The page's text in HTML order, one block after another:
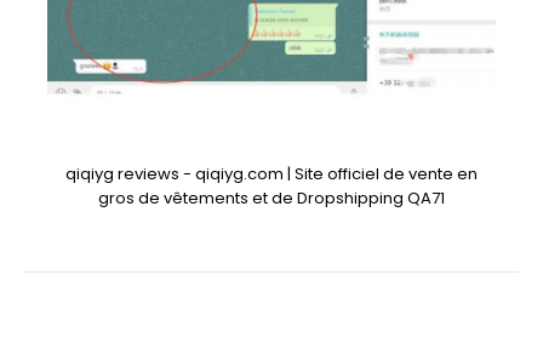
qiqiyg reviews - qiqiyg.com | Site officiel de vente en
gros de vêtements et de Dropshipping QA71